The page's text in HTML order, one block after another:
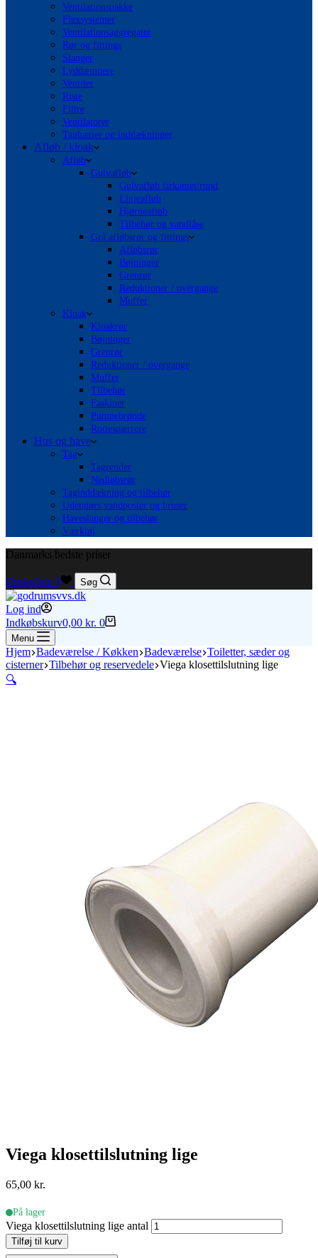
Ventilationspakke
Flexsystemer
Ventilationsaggregater
Rør og fittings
Slanger
Lyddæmpere
Ventiler
Riste
Filtre
Ventilatorer
Taghætter og inddækninger
Afløb / kloak
Afløb
Gulvafløb
Gulvafløb firkantet/rund
Linjeafløb
Hjørneafløb
Tilbehør og vandlåse
Grå afløbsrør og fittings
Afløbsrør
Bøjninger
Grenrør
Reduktioner / overgange
Muffer
Kloak
Kloakrør
Bøjninger
Grenrør
Reduktioner / overgange
Muffer
Tilbehør
Faskiner
Pumpebrønde
Rottespærrere
Hus og have
Tag
Tagrender
Nedløbsrør
Taginddækning og tilbehør
Udendørs vandposter og bruser
Haveslanger og tilbehør
Værktøj
Danmarks bedste priser
Ønskeliste 0 Søg
Log ind
Indkøbskurv0,00 kr. 0
Menu
Hjem Badeværelse / Køkken Badeværelse Toiletter, sæder og
cisterner Tilbehør og reservedele Viega klosettilslutning lige
🔍
Viega klosettilslutning lige
65,00 kr.
På lager
Viega klosettilslutning lige antal
Tilføj til kurv